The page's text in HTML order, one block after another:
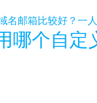
哪个自